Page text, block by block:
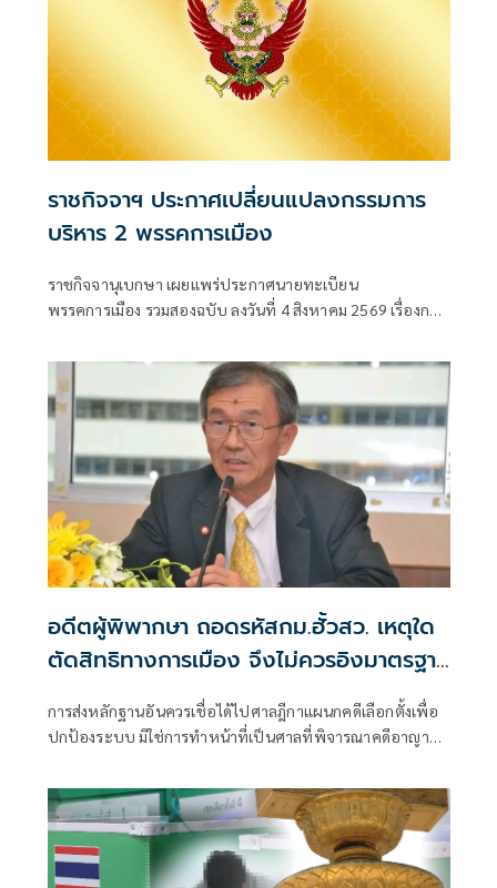
ราชกิจจาฯ ประกาศเปลี่ยนแปลงกรรมการ
บริหาร 2 พรรคการเมือง
ราชกิจจานุเบกษา เผยแพร่ประกาศนายทะเบียน
พรรคการเมือง รวมสองฉบับ ลงวันที่ 4 สิงหาคม 2569 เรื่องการ
อดีตผู้พิพากษา ถอดรหัสกม.ฮั้วสว. เหตุใด
ตัดสิทธิทางการเมือง จึงไม่ควรอิงมาตรฐาน
เดียวกับคดีอาญา
การส่งหลักฐานอันควรเชื่อได้ไปศาลฎีกาแผนกคดีเลือกตั้งเพื่อ
ปกป้องระบบ มิใช่การทำหน้าที่เป็นศาลที่พิจารณาคดีอาญา